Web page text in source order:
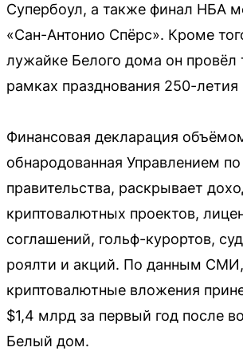
Супербоул, а также финал НБА
«Сан-Антонио Спёрс». Кроме
лужайке Белого дома он провёл
рамках празднования 250-
Финансовая декларация
обнародованная Управлением по
правительства, раскрывает
криптовалютных проектов,
соглашений, гольф-курортов,
роялти и акций. По данным
криптовалютные вложения
$1,4 млрд за первый год после
Белый дом.